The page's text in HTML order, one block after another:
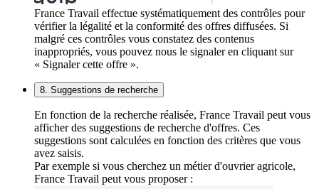
France Travail effectue systématiquement des contrôles pour
vérifier la légalité et la conformité des offres diffusées. Si
malgré ces contrôles vous constatez des contenus
inappropriés, vous pouvez nous le signaler en cliquant sur
« Signaler cette offre ».
8. Suggestions de recherche
En fonction de la recherche réalisée, France Travail peut vous
afficher des suggestions de recherche d'offres. Ces
suggestions sont calculées en fonction des critères que vous
avez saisis.
Par exemple si vous cherchez un métier d'ouvrier agricole,
France Travail peut vous proposer :